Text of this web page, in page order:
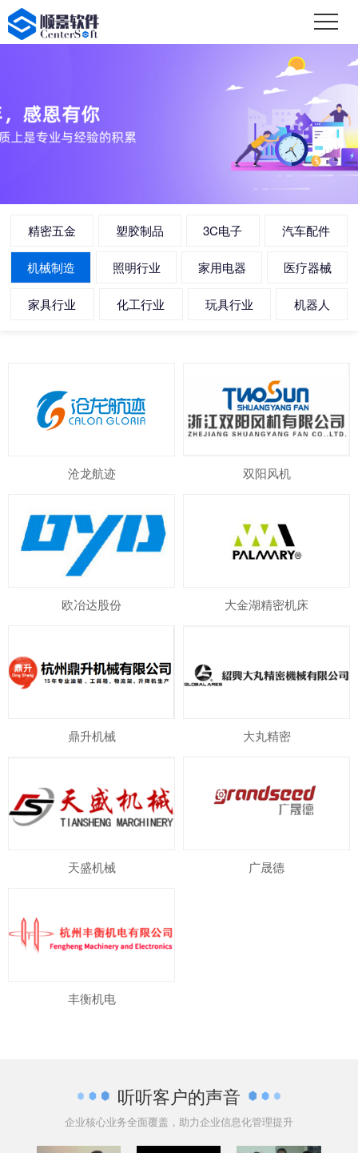
精密五金 塑胶制品 3C电子 汽车配件
机械制造 照明行业 家用电器 医疗器械
家具行业 化工行业 玩具行业 机器人
沧龙航迹 双阳风机
欧冶达股份 大金湖精密机床
鼎升机械 大丸精密
天盛机械 广晟德
丰衡机电
听听客户的声音
企业核心业务全面覆盖，助力企业信息化管理提升